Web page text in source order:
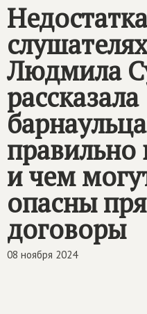
Людмила
рассказала
и чем
опасны
договоры
08 ноября 2024